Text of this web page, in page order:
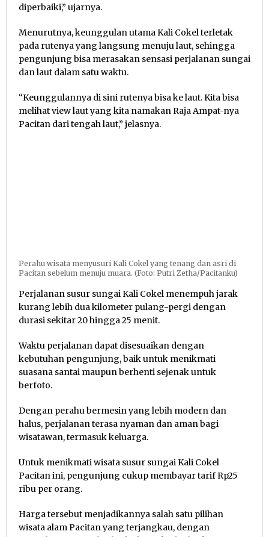
diperbaiki,” ujarnya.
Menurutnya, keunggulan utama Kali Cokel terletak
pada rutenya yang langsung menuju laut, sehingga
pengunjung bisa merasakan sensasi perjalanan sungai
dan laut dalam satu waktu.
“Keunggulannya di sini rutenya bisa ke laut. Kita bisa
melihat view laut yang kita namakan Raja Ampat-nya
Pacitan dari tengah laut,” jelasnya.
Perahu wisata menyusuri Kali Cokel yang tenang dan asri di
Pacitan sebelum menuju muara. (Foto: Putri Zetha/Pacitanku)
Perjalanan susur sungai Kali Cokel menempuh jarak
kurang lebih dua kilometer pulang-pergi dengan
durasi sekitar 20 hingga 25 menit.
Waktu perjalanan dapat disesuaikan dengan
kebutuhan pengunjung, baik untuk menikmati
suasana santai maupun berhenti sejenak untuk
berfoto.
Dengan perahu bermesin yang lebih modern dan
halus, perjalanan terasa nyaman dan aman bagi
wisatawan, termasuk keluarga.
Untuk menikmati wisata susur sungai Kali Cokel
Pacitan ini, pengunjung cukup membayar tarif Rp25
ribu per orang.
Harga tersebut menjadikannya salah satu pilihan
wisata alam Pacitan yang terjangkau, dengan